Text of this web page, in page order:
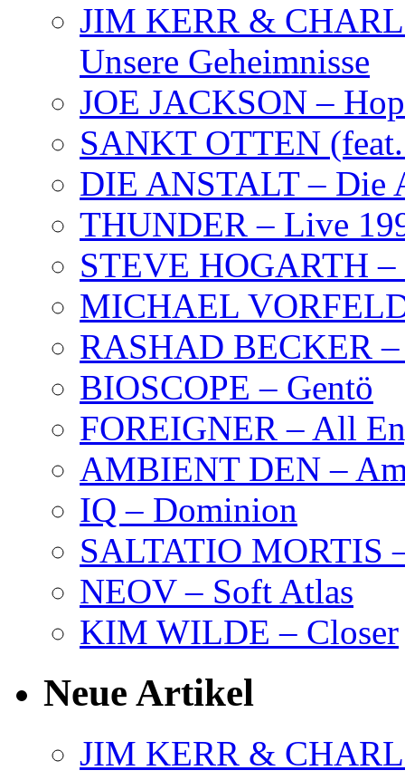
JIM KERR &
Unsere Geheimnisse
JOE JACKSON –
SANKT OTTEN
DIE ANSTALT – Die
THUNDER – Live
STEVE HOGARTH –
MICHAEL
RASHAD BECKER
BIOSCOPE – Gentö
FOREIGNER – All
AMBIENT DEN –
IQ – Dominion
SALTATIO MORTIS
NEOV – Soft Atlas
KIM WILDE – Closer
Neue Artikel
JIM KERR &